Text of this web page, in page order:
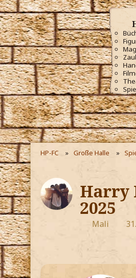
HP-FC Große Halle
Harry
2025
Mali